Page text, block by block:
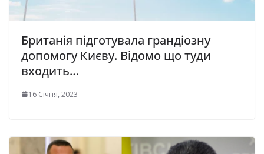
Британія підготувала грандіозну
допомогу Києву. Відомо що туди
входить…
16 Січня, 2023